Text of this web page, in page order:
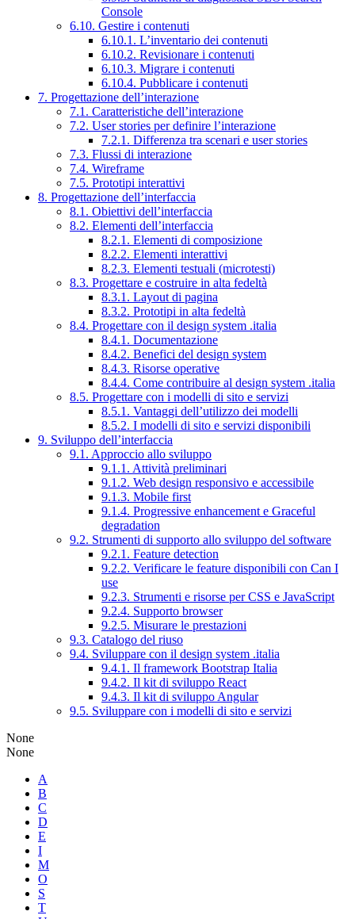
Console
6.10. Gestire i contenuti
6.10.1. L’inventario dei contenuti
6.10.2. Revisionare i contenuti
6.10.3. Migrare i contenuti
6.10.4. Pubblicare i contenuti
7. Progettazione dell’interazione
7.1. Caratteristiche dell’interazione
7.2. User stories per definire l’interazione
7.2.1. Differenza tra scenari e user stories
7.3. Flussi di interazione
7.4. Wireframe
7.5. Prototipi interattivi
8. Progettazione dell’interfaccia
8.1. Obiettivi dell’interfaccia
8.2. Elementi dell’interfaccia
8.2.1. Elementi di composizione
8.2.2. Elementi interattivi
8.2.3. Elementi testuali (microtesti)
8.3. Progettare e costruire in alta fedeltà
8.3.1. Layout di pagina
8.3.2. Prototipi in alta fedeltà
8.4. Progettare con il design system .italia
8.4.1. Documentazione
8.4.2. Benefici del design system
8.4.3. Risorse operative
8.4.4. Come contribuire al design system .italia
8.5. Progettare con i modelli di sito e servizi
8.5.1. Vantaggi dell’utilizzo dei modelli
8.5.2. I modelli di sito e servizi disponibili
9. Sviluppo dell’interfaccia
9.1. Approccio allo sviluppo
9.1.1. Attività preliminari
9.1.2. Web design responsivo e accessibile
9.1.3. Mobile first
9.1.4. Progressive enhancement e Graceful
degradation
9.2. Strumenti di supporto allo sviluppo del software
9.2.1. Feature detection
9.2.2. Verificare le feature disponibili con Can I
use
9.2.3. Strumenti e risorse per CSS e JavaScript
9.2.4. Supporto browser
9.2.5. Misurare le prestazioni
9.3. Catalogo del riuso
9.4. Sviluppare con il design system .italia
9.4.1. Il framework Bootstrap Italia
9.4.2. Il kit di sviluppo React
9.4.3. Il kit di sviluppo Angular
9.5. Sviluppare con i modelli di sito e servizi
None
None
A
B
C
D
E
I
M
O
S
T